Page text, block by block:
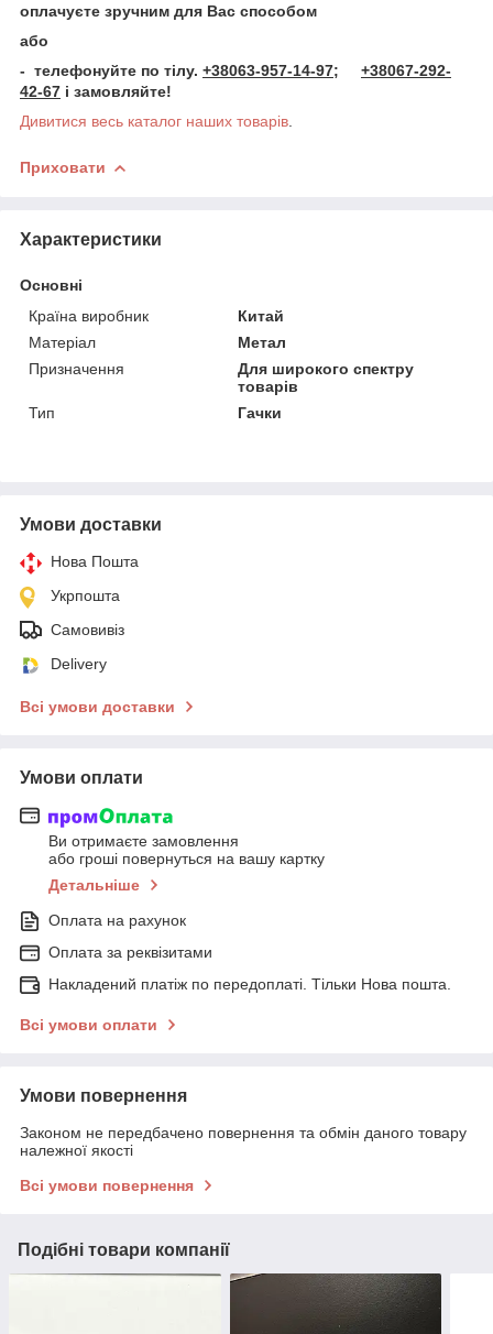
оплачуєте зручним для Вас способом
або
- телефонуйте по тілу. +38063-957-14-97;
+38067-292-
42-67 і замовляйте!
Дивитися весь каталог наших товарів
Приховати
Характеристики
Основні
Країна виробник
Китай
Матеріал
Метал
Призначення
Для широкого спектру
товарів
Тип
Гачки
Умови доставки
Нова Пошта
Укрпошта
Самовивіз
Delivery
Всі умови доставки
Умови оплати
Ви отримаєте замовлення
або гроші повернуться на вашу картку
Детальніше
Оплата на рахунок
Оплата за реквізитами
Накладений платіж по передоплаті. Тільки Нова пошта.
Всі умови оплати
Умови повернення
Законом не передбачено повернення та обмін даного товару
належної якості
Всі умови повернення
Подібні товари компанії